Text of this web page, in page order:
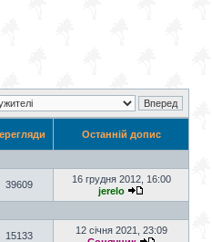
Останній допис
39609
16 грудня 2012, 16:00
jerelo
15133
12 січня 2021, 23:09